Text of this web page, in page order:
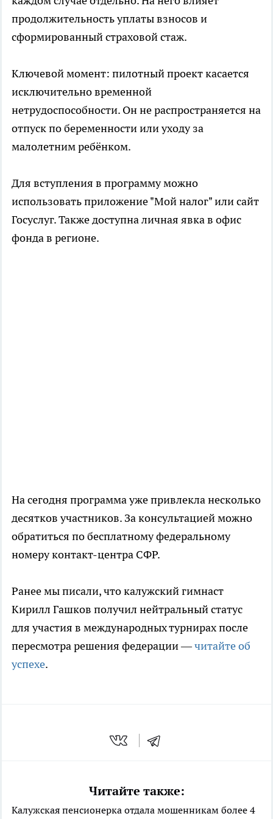
продолжительность уплаты взносов и
сформированный страховой стаж.
Ключевой момент: пилотный проект касается
исключительно временной
нетрудоспособности. Он не распространяется на
отпуск по беременности или уходу за
малолетним ребёнком.
Для вступления в программу можно
использовать приложение "Мой налог" или сайт
Госуслуг. Также доступна личная явка в офис
фонда в регионе.
На сегодня программа уже привлекла несколько
десятков участников. За консультацией можно
обратиться по бесплатному федеральному
номеру контакт-центра СФР.
Ранее мы писали, что калужский гимнаст
Кирилл Гашков получил нейтральный статус
для участия в международных турнирах после
пересмотра решения федерации —читайте об
успехе.
Читайте также:
Калужская пенсионерка отдала мошенникам более 4